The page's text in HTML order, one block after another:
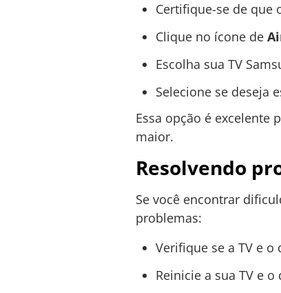
Certifique-se de que
Clique no ícone de
Escolha sua TV
Selecione se deseja
Essa opção é excelente
maior.
Resolvendo
Se você encontrar
problemas:
Verifique se a TV e
Reinicie a sua TV e